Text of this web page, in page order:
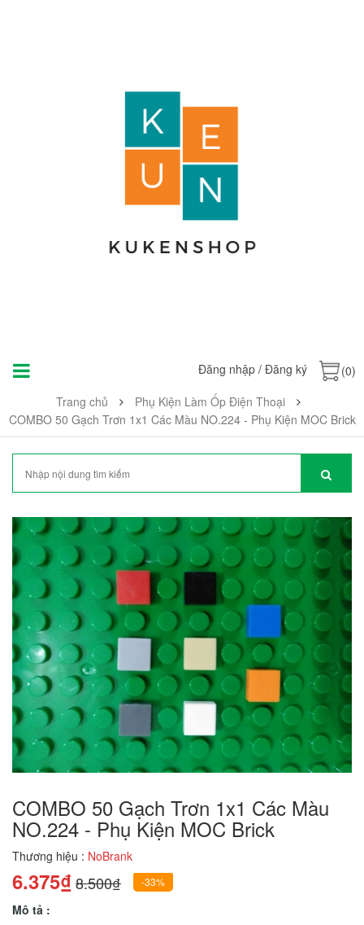
Đăng nhập / Đăng ký
(0)
Trang chủ
Phụ Kiện Làm Ốp Điện Thoại
COMBO 50 Gạch Trơn 1x1 Các Màu NO.224 - Phụ Kiện MOC Brick
COMBO 50 Gạch Trơn 1x1 Các Màu
NO.224 - Phụ Kiện MOC Brick
Thương hiệu : NoBrank
6.375₫8.500₫ -33%
Mô tả :